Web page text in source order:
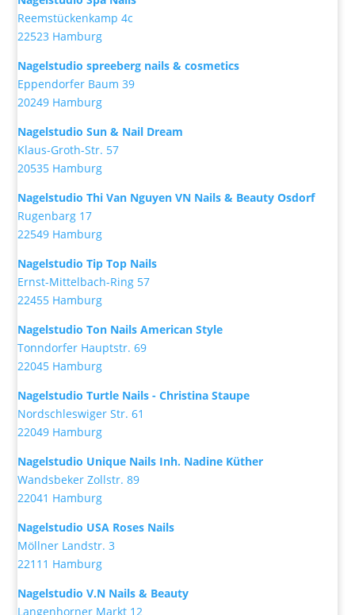
Reemstückenkamp 4c
22523 Hamburg
Nagelstudio spreeberg nails & cosmetics
Eppendorfer Baum 39
20249 Hamburg
Nagelstudio Sun & Nail Dream
Klaus-Groth-Str. 57
20535 Hamburg
Nagelstudio Thi Van Nguyen VN Nails & Beauty Osdorf
Rugenbarg 17
22549 Hamburg
Nagelstudio Tip Top Nails
Ernst-Mittelbach-Ring 57
22455 Hamburg
Nagelstudio Ton Nails American Style
Tonndorfer Hauptstr. 69
22045 Hamburg
Nagelstudio Turtle Nails - Christina Staupe
Nordschleswiger Str. 61
22049 Hamburg
Nagelstudio Unique Nails Inh. Nadine Küther
Wandsbeker Zollstr. 89
22041 Hamburg
Nagelstudio USA Roses Nails
Möllner Landstr. 3
22111 Hamburg
Nagelstudio V.N Nails & Beauty
Langenhorner Markt 12